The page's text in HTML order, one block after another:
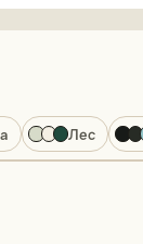
Лес